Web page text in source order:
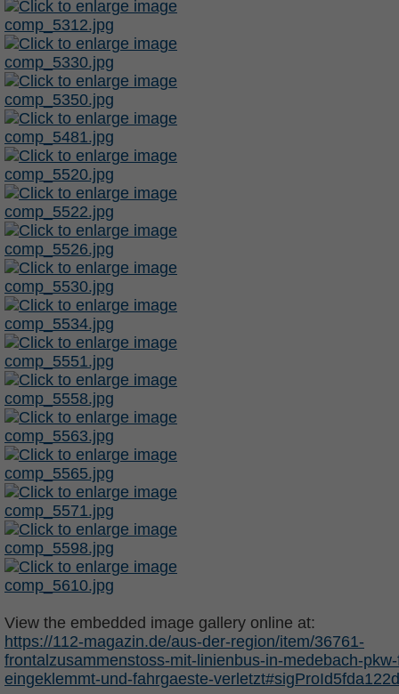
View the embedded image gallery online at:
https://112-magazin.de/aus-der-region/item/36761-
frontalzusammenstoss-mit-linienbus-in-medebach-
eingeklemmt-und-fahrgaeste-